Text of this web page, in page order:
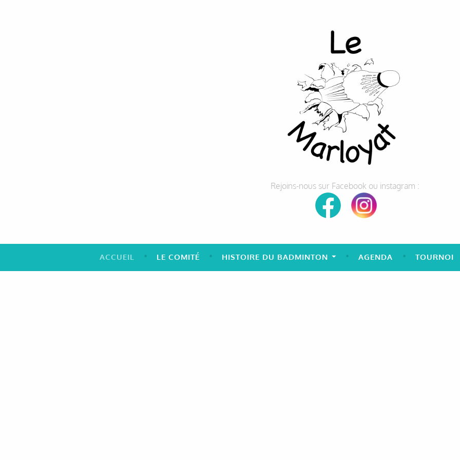
Rejoins-nous sur Facebook ou instagram :
ACCUEIL LE COMITÉ HISTOIRE DU BADMINTON AGENDA TOURNOI